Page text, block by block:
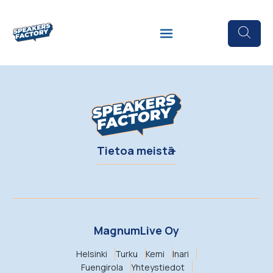
Tietoa meistä
MagnumLive Oy
Helsinki Turku Kemi
Inari
Fuengirola
Yhteystiedot